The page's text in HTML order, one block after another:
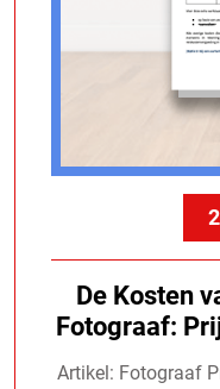
De Kosten
Fotograaf:
Artikel: Fotograaf